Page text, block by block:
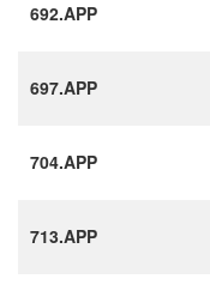
692.APP
697.APP
704.APP
713.APP